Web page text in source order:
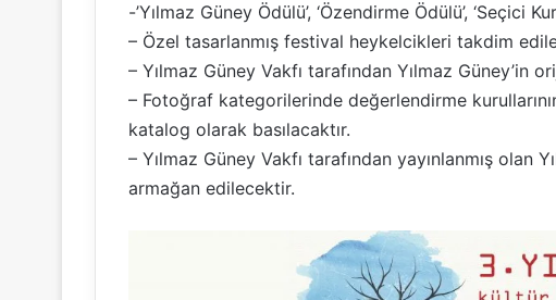
-’Yılmaz Güney Ödülü’, ‘Özendirme Ödülü’, ‘Seçici
– Özel tasarlanmış festival heykelcikleri takdim
– Yılmaz Güney Vakfı tarafından Yılmaz
– Fotoğraf kategorilerinde değerlendirme
katalog olarak basılacaktır.
– Yılmaz Güney Vakfı tarafından yayınlanmış
armağan edilecektir.